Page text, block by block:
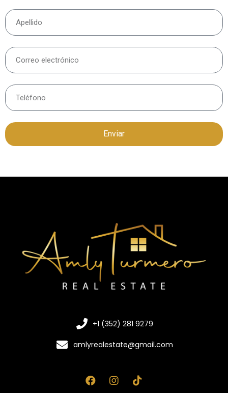
Enviar
+1 (352) 281 9279
amlyrealestate@gmail.com